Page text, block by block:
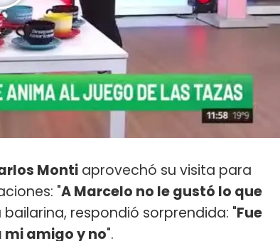
Monti aprovechó su visita para
"A Marcelo no le gustó lo que
bailarina, respondió sorprendida: "Fue
mi amigo y no".